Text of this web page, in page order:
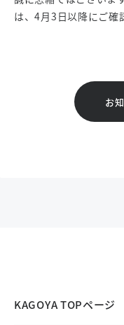
は、4月3日以降にご確
お
KAGOYA TOPページ